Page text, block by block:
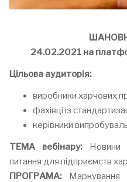
24.02.2021 на
Цільова аудиторія:
виробники харчових
фахівці із
керівники
ТЕМА вебінару:Новини
питання для підприємств
ПРОГРАМА:Маркування